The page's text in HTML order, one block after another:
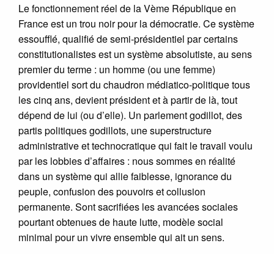
Le fonctionnement réel de la Vème République en
France est un trou noir pour la démocratie. Ce système
essoufflé, qualifié de semi-présidentiel par certains
constitutionalistes est un système absolutiste, au sens
premier du terme : un homme (ou une femme)
providentiel sort du chaudron médiatico-politique tous
les cinq ans, devient président et à partir de là, tout
dépend de lui (ou d’elle). Un parlement godillot, des
partis politiques godillots, une superstructure
administrative et technocratique qui fait le travail voulu
par les lobbies d’affaires : nous sommes en réalité
dans un système qui allie faiblesse, ignorance du
peuple, confusion des pouvoirs et collusion
permanente. Sont sacrifiées les avancées sociales
pourtant obtenues de haute lutte, modèle social
minimal pour un vivre ensemble qui ait un sens.